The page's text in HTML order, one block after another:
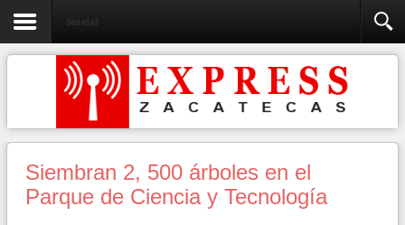
Sociedad
Siembran 2, 500 árboles en el
Parque de Ciencia y Tecnología